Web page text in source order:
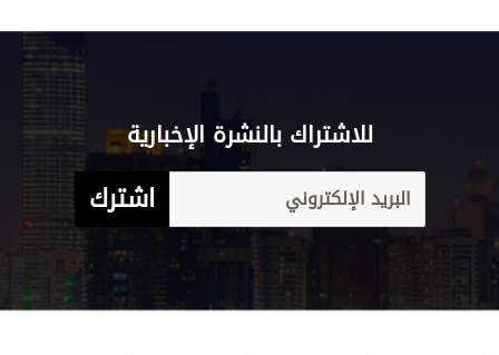
للاشتراك بالنشرة الإخبارية
اشترك